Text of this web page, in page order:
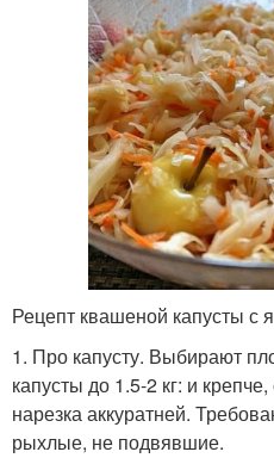
Рецепт квашеной капусты с
1. Про капусту. Выбирают
капусты до 1.5-2 кг: и
нарезка аккуратней.
рыхлые, не подвявшие.